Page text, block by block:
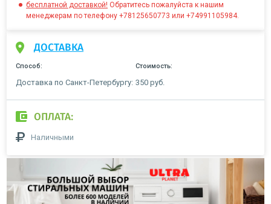
бесплатной доставкой! Обратитесь пожалуйста к нашим
менеджерам по телефону +78125650773 или +74991105984.
ДОСТАВКА
Способ: Стоимость:
Доставка по Санкт-Петербургу: 350 руб.
ОПЛАТА:
Наличными